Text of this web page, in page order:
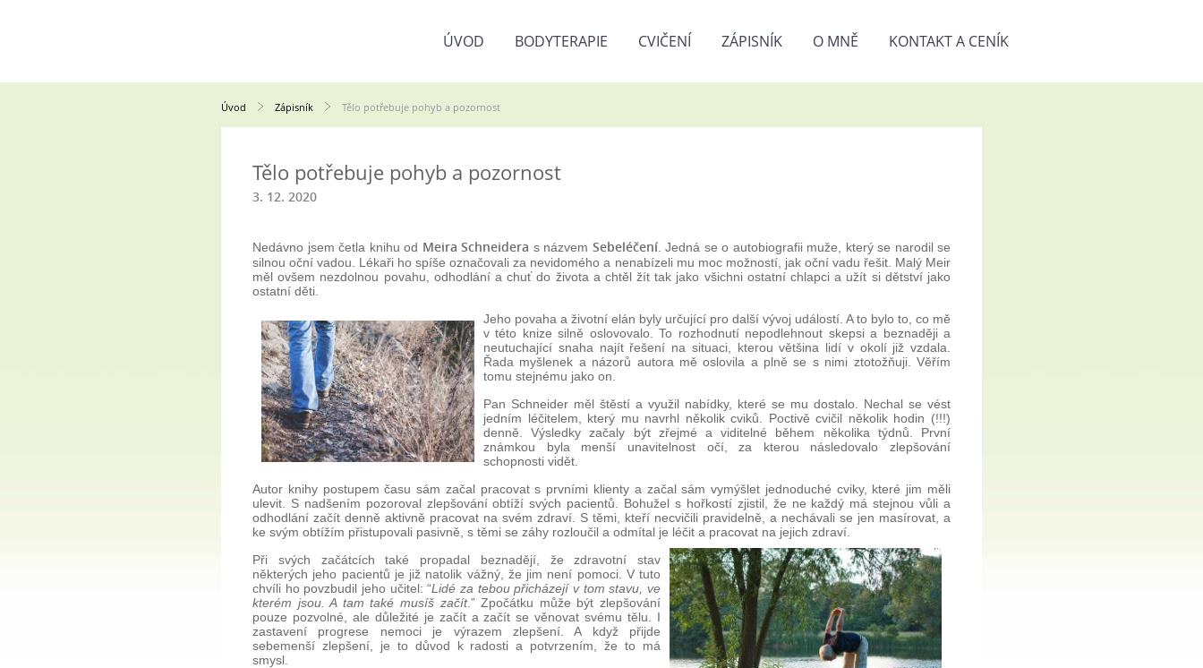
ÚVOD BODYTERAPIE CVIČENÍ ZÁPISNÍK O MNĚ KONTAKT A CENÍK
Úvod Zápisník Tělo potřebuje pohyb a pozornost
Tělo potřebuje pohyb a pozornost
3. 12. 2020
Nedávno jsem četla knihu od Meira Schneidera s názvem Sebeléčení. Jedná se o autobiografii muže, který se narodil se
silnou oční vadou. Lékaři ho spíše označovali za nevidomého a nenabízeli mu moc možností, jak oční vadu řešit. Malý Meir
měl ovšem nezdolnou povahu, odhodlání a chuť do života a chtěl žít tak jako všichni ostatní chlapci a užít si dětství jako
ostatní děti.
Jeho povaha a životní elán byly určující pro další vývoj událostí. A to bylo to, co mě
v této knize silně oslovovalo. To rozhodnutí nepodlehnout skepsi a beznaději a
neutuchající snaha najít řešení na situaci, kterou většina lidí v okolí již vzdala.
Řada myšlenek a názorů autora mě oslovila a plně se s nimi ztotožňuji. Věřím
tomu stejnému jako on.
Pan Schneider měl štěstí a využil nabídky, které se mu dostalo. Nechal se vést
jedním léčitelem, který mu navrhl několik cviků. Poctivě cvičil několik hodin (!!!)
denně. Výsledky začaly být zřejmé a viditelné během několika týdnů. První
známkou byla menší unavitelnost očí, za kterou následovalo zlepšování
schopnosti vidět.
Autor knihy postupem času sám začal pracovat s prvními klienty a začal sám vymýšlet jednoduché cviky, které jim měli
ulevit. S nadšením pozoroval zlepšování obtíží svých pacientů. Bohužel s hořkostí zjistil, že ne každý má stejnou vůli a
odhodlání začít denně aktivně pracovat na svém zdraví. S těmi, kteří necvičili pravidelně, a nechávali se jen masírovat, a
ke svým obtížím přistupovali pasivně, s těmi se záhy rozloučil a odmítal je léčit a pracovat na jejich zdraví.
Při svých začátcích také propadal beznadějí, že zdravotní stav
některých jeho pacientů je již natolik vážný, že jim není pomoci. V tuto
chvíli ho povzbudil jeho učitel: “Lidé za tebou přicházejí v tom stavu, ve
kterém jsou. A tam také musíš začít.” Zpočátku může být zlepšování
pouze pozvolné, ale důležité je začít a začít se věnovat svému tělu. I
zastavení progrese nemoci je výrazem zlepšení. A když přijde
sebemenší zlepšení, je to důvod k radosti a potvrzením, že to má
smysl.